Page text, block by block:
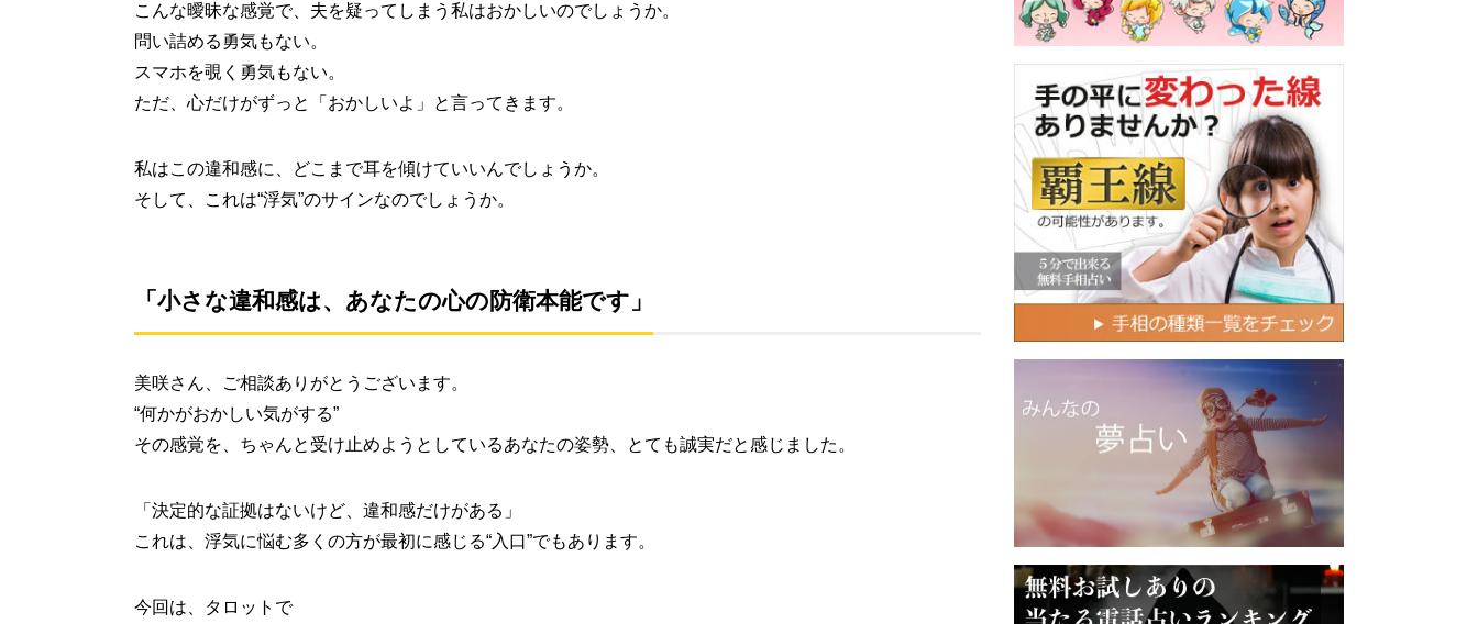
こんな曖昧な感覚で、夫を疑ってしまう私はおかしいのでしょうか。
問い詰める勇気もない。
スマホを覗く勇気もない。
ただ、心だけがずっと「おかしいよ」と言ってきます。
私はこの違和感に、どこまで耳を傾けていいんでしょうか。
そして、これは“浮気”のサインなのでしょうか。
「小さな違和感は、あなたの心の防衛本能です」
美咲さん、ご相談ありがとうございます。
“何かがおかしい気がする”
その感覚を、ちゃんと受け止めようとしているあなたの姿勢、とても誠実だと感じました。
「決定的な証拠はないけど、違和感だけがある」
これは、浮気に悩む多くの方が最初に感じる“入口”でもあります。
今回は、タロットで